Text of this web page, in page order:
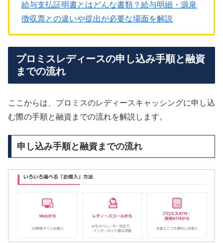
給与支払証明書とはどんな書類？給与明細・源泉
徴収票との違いや提出が必要な場面を解説
プロミスレディースの申し込み手順と融資
までの流れ
ここからは、プロミスのレディースキャッシングに申し込
む際の手順と融資までの流れを解説します。
申し込み手順と融資までの流れ